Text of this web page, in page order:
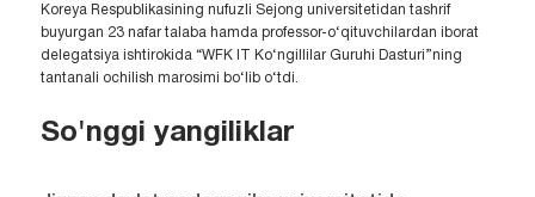
Koreya Respublikasining nufuzli Sejong universitetidan tashrif
buyurgan 23 nafar talaba hamda professor-o‘qituvchilardan iborat
delegatsiya ishtirokida “WFK IT Ko‘ngillilar Guruhi Dasturi”ning
tantanali ochilish marosimi bo‘lib o‘tdi.
So'nggi yangiliklar